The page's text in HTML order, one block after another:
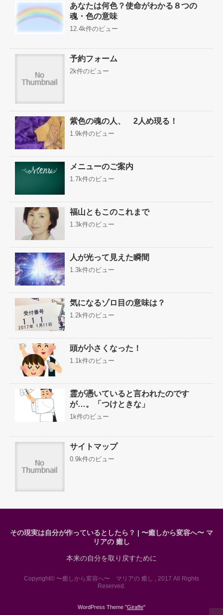
あなたは何色？使命がわかる８つの
魂・色の意味
12.4k件のビュー
予約フォーム
2k件のビュー
紫色の魂の人、 2人め現る！
1.9k件のビュー
メニューのご案内
1.7k件のビュー
福山ともこのこれまで
1.3k件のビュー
人が光って見えた瞬間
1.3k件のビュー
気になるゾロ目の意味は？
1.2k件のビュー
頭が小さくなった！
1.1k件のビュー
霊が憑いていると言われたのです
が…。「つけときな」
1k件のビュー
サイトマップ
0.9k件のビュー
その現実は自分が作っているとしたら？ | 〜癒しから変容へ〜 マ
リアの 癒し
本来の自分を取り戻すために
Copyright© 〜癒しから変容へ〜 マリアの 癒し , 2017 All Rights
Reserved.
WordPress Theme "Giraffe"